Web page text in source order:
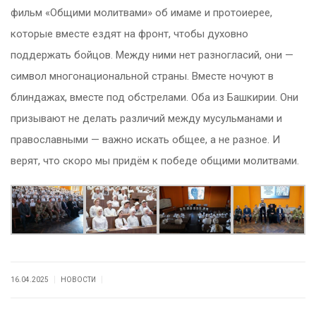
фильм «Общими молитвами» об имаме и протоиерее,
которые вместе ездят на фронт, чтобы духовно
поддержать бойцов. Между ними нет разногласий, они —
символ многонациональной страны. Вместе ночуют в
блиндажах, вместе под обстрелами. Оба из Башкирии. Они
призывают не делать различий между мусульманами и
православными — важно искать общее, а не разное. И
верят, что скоро мы придём к победе общими молитвами.
16.04.2025 НОВОСТИ